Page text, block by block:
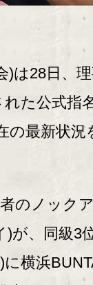
は28日、
た公式指
の最新状況
のノック
)が、同級3
に横浜